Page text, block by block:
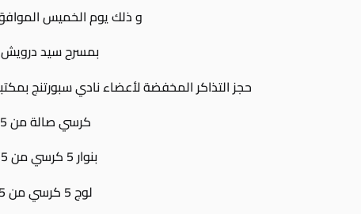
و ذلك يوم الخميس الموافق 16 مارس 2017
بمسرح سيد درويش
حجز التذاكر المخفضة لأعضاء نادي سبورتنج بمكتبة
كرسي صالة من 25 جنية إللا 15 جنية
بنوار 5 كرسي من 125 جنية إلى 75 جنية
لوج 5 كرسي من 75 جنية إلى 50 جنية